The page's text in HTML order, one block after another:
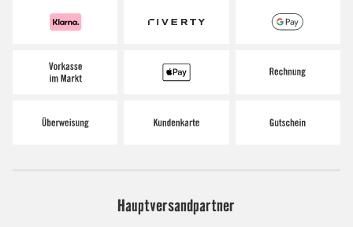
Hauptversandpartner